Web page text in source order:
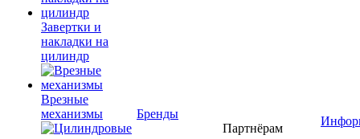
Завертки и
накладки на
цилиндр
Врезные
механизмы
Бренды
Партнёрам